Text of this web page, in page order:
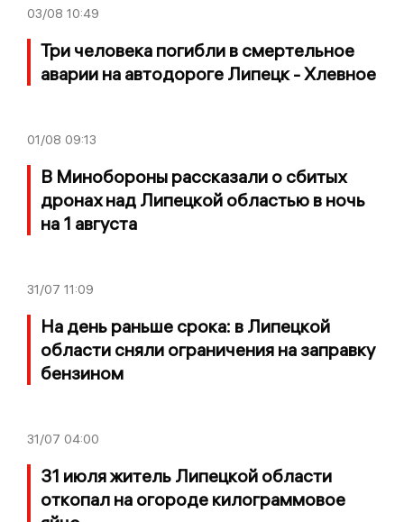
03/08 10:49
Три человека погибли в смертельное
аварии на автодороге Липецк - Хлевное
01/08 09:13
В Минобороны рассказали о сбитых
дронах над Липецкой областью в ночь
на 1 августа
31/07 11:09
На день раньше срока: в Липецкой
области сняли ограничения на заправку
бензином
31/07 04:00
31 июля житель Липецкой области
откопал на огороде килограммовое